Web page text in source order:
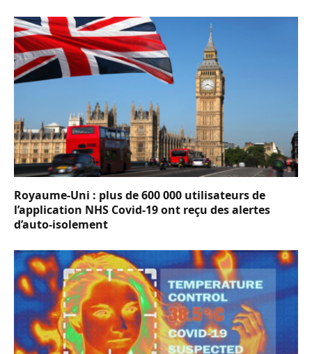
Royaume-Uni : plus de 600 000 utilisateurs de
l’application NHS Covid-19 ont reçu des alertes
d’auto-isolement